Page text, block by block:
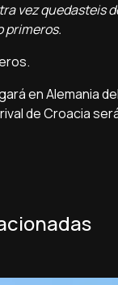
vez quedasteis
primeros.
en Alemania
de Croacia